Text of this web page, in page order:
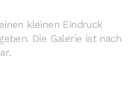
kleinen Eindruck
Die Galerie ist nach